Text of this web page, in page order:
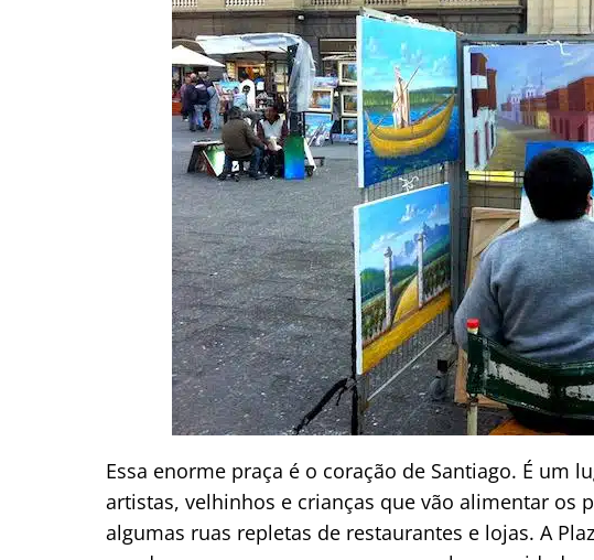
Essa enorme praça é o coração de Santiago. É um
artistas, velhinhos e crianças que vão alimentar os
algumas ruas repletas de restaurantes e lojas. A